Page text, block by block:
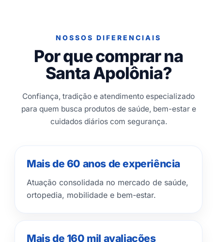
NOSSOS DIFERENCIAIS
Por que comprar na
Santa Apolônia?
Confiança, tradição e atendimento especializado
para quem busca produtos de saúde, bem-estar e
cuidados diários com segurança.
Mais de 60 anos de experiência
Atuação consolidada no mercado de saúde,
ortopedia, mobilidade e bem-estar.
Mais de 160 mil avaliações